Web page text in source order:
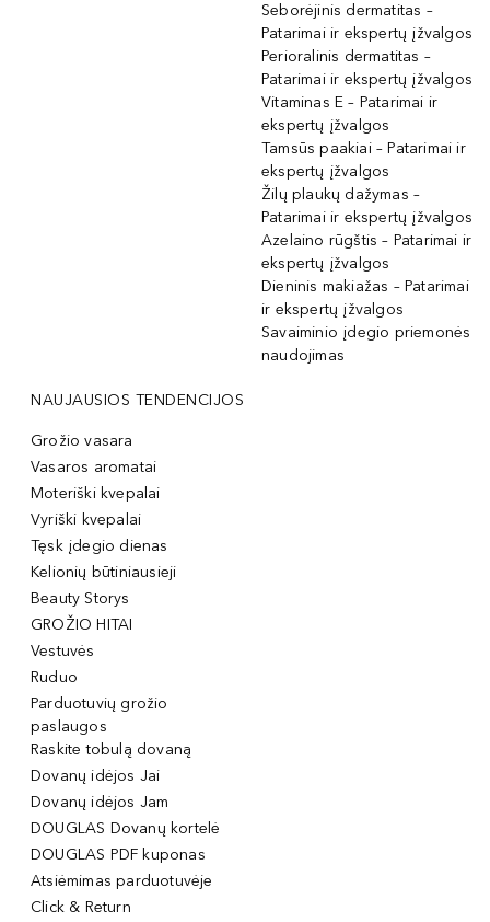
Seborėjinis dermatitas –
Patarimai ir ekspertų įžvalgos
Perioralinis dermatitas –
Patarimai ir ekspertų įžvalgos
Vitaminas E – Patarimai ir
ekspertų įžvalgos
Tamsūs paakiai – Patarimai ir
ekspertų įžvalgos
Žilų plaukų dažymas –
Patarimai ir ekspertų įžvalgos
Azelaino rūgštis – Patarimai ir
ekspertų įžvalgos
Dieninis makiažas – Patarimai
ir ekspertų įžvalgos
Savaiminio įdegio priemonės
naudojimas
NAUJAUSIOS TENDENCIJOS
Grožio vasara
Vasaros aromatai
Moteriški kvepalai
Vyriški kvepalai
Tęsk įdegio dienas
Kelionių būtiniausieji
Beauty Storys
GROŽIO HITAI
Vestuvės
Ruduo
Parduotuvių grožio
paslaugos
Raskite tobulą dovaną
Dovanų idėjos Jai
Dovanų idėjos Jam
DOUGLAS Dovanų kortelė
DOUGLAS PDF kuponas
Atsiėmimas parduotuvėje
Click & Return